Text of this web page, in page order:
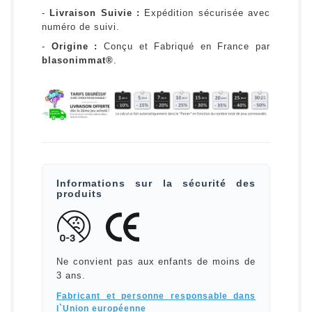
- Livraison Suivie :
Expédition sécurisée avec
numéro de suivi.
- Origine :
Conçu et Fabriqué en France par
blasonimmat®.
Informations sur la sécurité des
produits
Ne convient pas aux enfants de moins de
3 ans.
Fabricant et personne responsable dans
l`Union européenne